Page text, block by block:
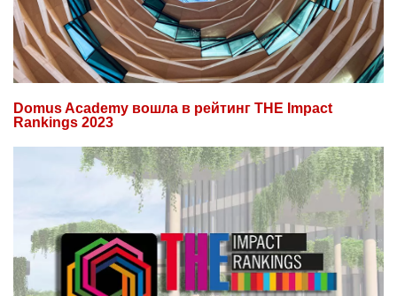
Domus Academy вошла в рейтинг THE Impact
Rankings 2023